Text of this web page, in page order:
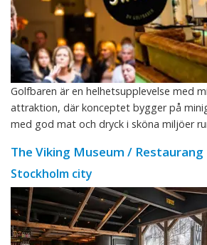
Golfbaren är en helhetsupplevelse med
attraktion, där konceptet bygger på
med god mat och dryck i sköna miljöer
The Viking Museum / Restaurang
Stockholm city